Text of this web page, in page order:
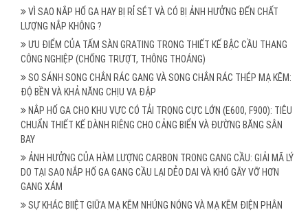
VÌ SAO NẮP HỐ GA HAY BỊ RỈ SÉT VÀ CÓ BỊ ẢNH HƯỞNG ĐẾN CHẤT
LƯỢNG NẮP KHÔNG ?
ƯU ĐIỂM CỦA TẤM SÀN GRATING TRONG THIẾT KẾ BẬC CẦU THANG
CÔNG NGHIỆP (CHỐNG TRƯỢT, THÔNG THOÁNG)
SO SÁNH SONG CHẮN RÁC GANG VÀ SONG CHẮN RÁC THÉP MẠ KẼM:
ĐỘ BỀN VÀ KHẢ NĂNG CHỊU VA ĐẬP
NẮP HỐ GA CHO KHU VỰC CÓ TẢI TRỌNG CỰC LỚN (E600, F900): TIÊU
CHUẨN THIẾT KẾ DÀNH RIÊNG CHO CẢNG BIỂN VÀ ĐƯỜNG BĂNG SÂN
BAY
ẢNH HƯỞNG CỦA HÀM LƯỢNG CARBON TRONG GANG CẦU: GIẢI MÃ LÝ
DO TẠI SAO NẮP HỐ GA GANG CẦU LẠI DẺO DAI VÀ KHÓ GÃY VỠ HƠN
GANG XÁM
SỰ KHÁC BIIỆT GIỮA MẠ KẼM NHÚNG NÓNG VÀ MẠ KẼM ĐIỆN PHÂN